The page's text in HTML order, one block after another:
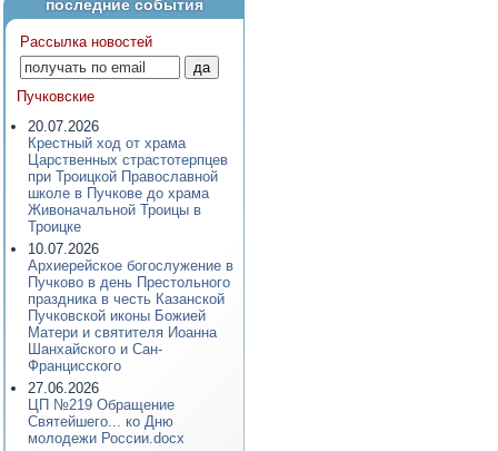
последние события
Рассылка новостей
Пучковские
20.07.2026
Крестный ход от храма
Царственных страстотерпцев
при Троицкой Православной
школе в Пучкове до храма
Живоначальной Троицы в
Троицке
10.07.2026
Архиерейское богослужение в
Пучково в день Престольного
праздника в честь Казанской
Пучковской иконы Божией
Матери и святителя Иоанна
Шанхайского и Сан-
Францисского
27.06.2026
ЦП №219 Обращение
Святейшего... ко Дню
молодежи России.docx